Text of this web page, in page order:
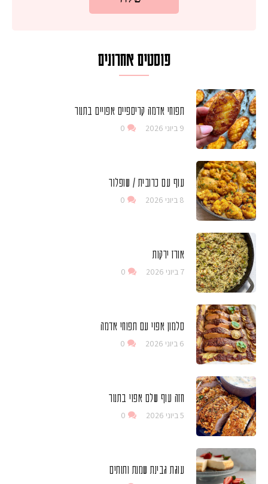
פוסטים אחרונים
תפוחי אדמה קריספיים אפויים בתנור
9 ביוני 2026 0
עוף עם כרובית / שופלור
8 ביוני 2026 0
אורז ירקות
7 ביוני 2026 0
סלמון אפוי עם תפוחי אדמה
6 ביוני 2026 0
חזה עוף שלם אפוי בתנור
5 ביוני 2026 0
עוגת גבינת שמנת ותותים